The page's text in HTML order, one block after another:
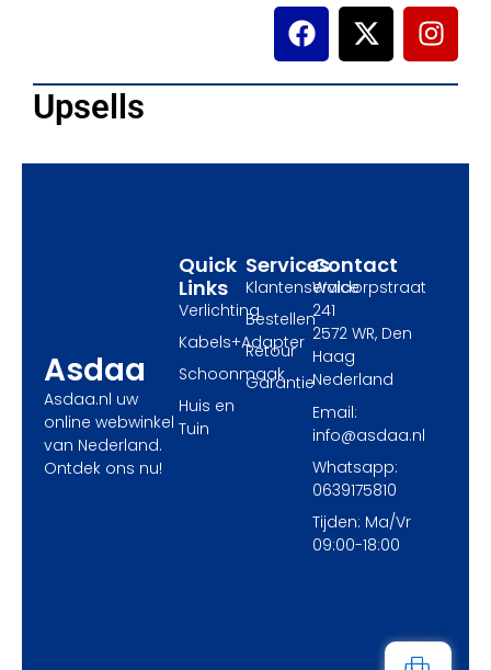
F
a
o
X
-
t
I
n
g
Upsells
Asdaa
Asdaa.nl uw
online webwinkel
van Nederland.
Ontdek ons nu!
Services
Klantenservice
Bestellen
Retour
Garantie
Quick
Links
Verlichting
Kabels+Adapter
Schoonmaak
Huis en
Tuin
Contact
Waldorpstraat
241
2572 WR, Den
Haag
Nederland
Email:
info@asdaa.nl
Whatsapp:
0639175810
Tijden: Ma/Vr
09:00-18:00